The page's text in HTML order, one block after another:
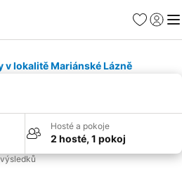
Oblíbené
lokalitě Mariánské Lázně
Hosté a pokoje
2 hosté, 1 pokoj